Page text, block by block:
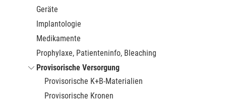
Geräte
Implantologie
Medikamente
Prophylaxe, Patienteninfo, Bleaching
Provisorische Versorgung
Provisorische K+B-Materialien
Provisorische Kronen